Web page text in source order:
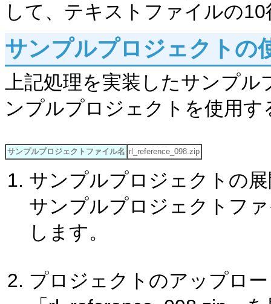
して、テキストファイルの
サンプルプロジェクトの
上記処理を実装したサンプ
ンプルプロジェクトを使用
サンプルプロジェクトファイル名 rl_reference_098.zip
サンプルプロジェクトの
サンプルプロジェクトフ
します。
プロジェクトのアップロ